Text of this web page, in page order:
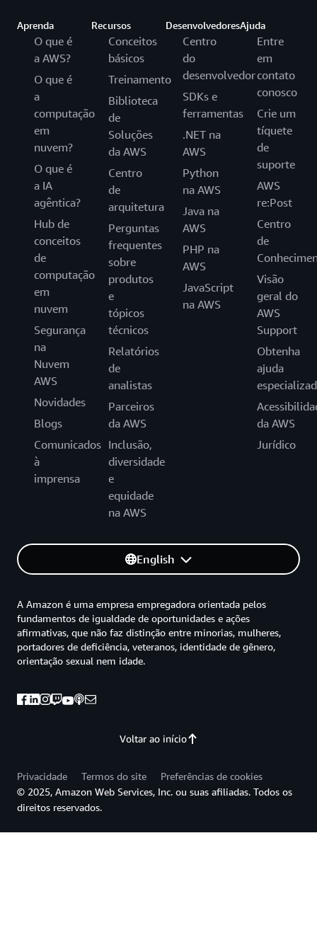
Aprenda
O que é
a AWS?
O que é
a
computação
em
nuvem?
O que é
a IA
agêntica?
Hub de
conceitos
de
computação
em
nuvem
Segurança
na
Nuvem
AWS
Novidades
Blogs
Comunicados
à
imprensa
Recursos
Conceitos
básicos
Treinamento
Biblioteca
de
Soluções
da AWS
Centro
de
arquitetura
Perguntas
frequentes
sobre
produtos
e
tópicos
técnicos
Relatórios
de
analistas
Parceiros
da AWS
Inclusão,
diversidade
e
equidade
na AWS
Desenvolvedores
Centro
do
desenvolvedor
SDKs e
ferramentas
.NET na
AWS
Python
na AWS
Java na
AWS
PHP na
AWS
JavaScript
na AWS
Ajuda
Entre
em
contato
conosco
Crie um
tíquete
de
suporte
AWS
re:Post
Centro
de
Visão
geral do
AWS
Support
Obtenha
ajuda
da AWS
Jurídico
English
Voltar ao início
A Amazon é uma empresa empregadora orientada pelos
fundamentos de igualdade de oportunidades e ações
afirmativas, que não faz distinção entre minorias, mulheres,
portadores de deficiência, veteranos, identidade de gênero,
orientação sexual nem idade.
Privacidade Termos do site
Preferências de cookies
© 2025, Amazon Web Services, Inc. ou suas afiliadas. Todos os
direitos reservados.